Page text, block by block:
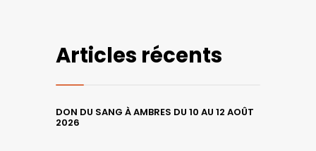
Articles récents
DON DU SANG À AMBRES DU 10 AU 12 AOÛT
2026